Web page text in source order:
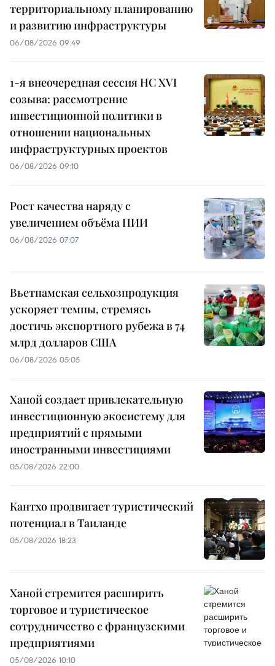
территориальному планированию
и развитию инфраструктуры
06/08/2026 09:49
1-я внеочередная сессия НС XVI
созыва: рассмотрение
инвестиционной политики в
отношении национальных
инфраструктурных проектов
06/08/2026 09:10
Рост качества наряду с
увеличением объёма ПИИ
06/08/2026 07:07
Вьетнамская сельхозпродукция
ускоряет темпы, стремясь
достичь экспортного рубежа в 74
млрд долларов США
06/08/2026 05:05
Ханой создает привлекательную
инвестиционную экосистему для
предприятий с прямыми
иностранными инвестициями
05/08/2026 22:00
Кантхо продвигает туристический
потенциал в Таиланде
05/08/2026 18:23
Ханой стремится расширить
торговое и туристическое
сотрудничество с французскими
предприятиями
05/08/2026 10:10